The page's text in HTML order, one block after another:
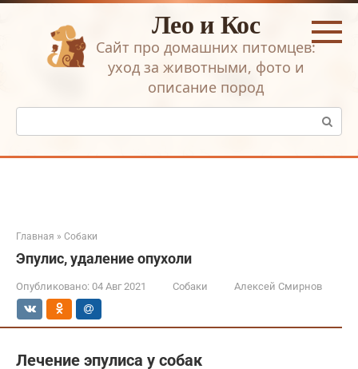
Перейти
Лео и Кос
Сайт про домашних питомцев:
уход за животными, фото и
описание пород
Поиск:
Главная » Собаки
Эпулис, удаление опухоли
Опубликовано: 04 Авг 2021 Собаки Алексей Смирнов
Лечение эпулиса у собак